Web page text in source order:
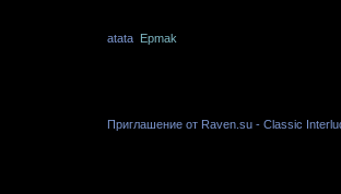
atata Epmak
Приглашение от Raven.su - Classic